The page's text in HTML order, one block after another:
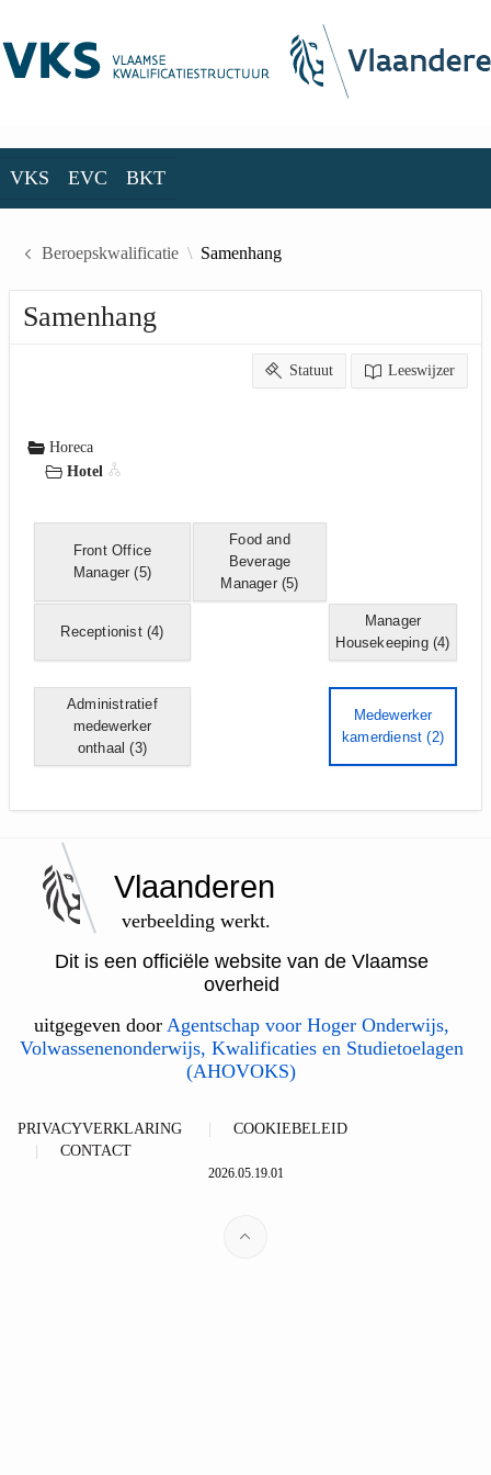
VKS EVC BKT
Beroepskwalificatie Samenhang
Samenhang
Statuut Leeswijzer
Horeca
Hotel
Front Office
Manager (5)
Food and
Beverage
Manager(5)
Receptionist(4)
Manager
Housekeeping(4)
Administratief
medewerker
onthaal (3)
Medewerker
kamerdienst (2)
Vlaanderen
verbeelding werkt.
Dit is een officiële website van de Vlaamse
overheid
uitgegeven door Agentschap voor Hoger Onderwijs,
Volwassenenonderwijs, Kwalificaties en Studietoelagen
(AHOVOKS)
PRIVACYVERKLARING
COOKIEBELEID
CONTACT
2026.05.19.01